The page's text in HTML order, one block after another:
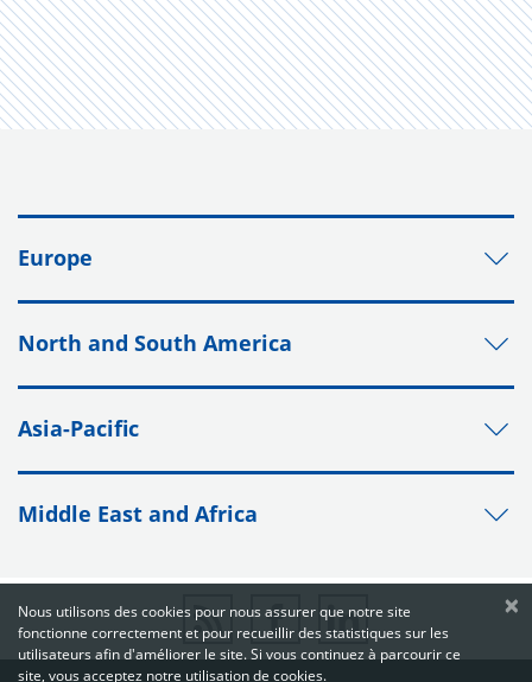
×
Nous utilisons des cookies pour nous assurer que notre site
fonctionne correctement et pour recueillir des statistiques sur les
utilisateurs afin d'améliorer le site. Si vous continuez à parcourir ce
site, vous acceptez notre utilisation de cookies.
Europe
North and South America
Asia-Pacific
Middle East and Africa